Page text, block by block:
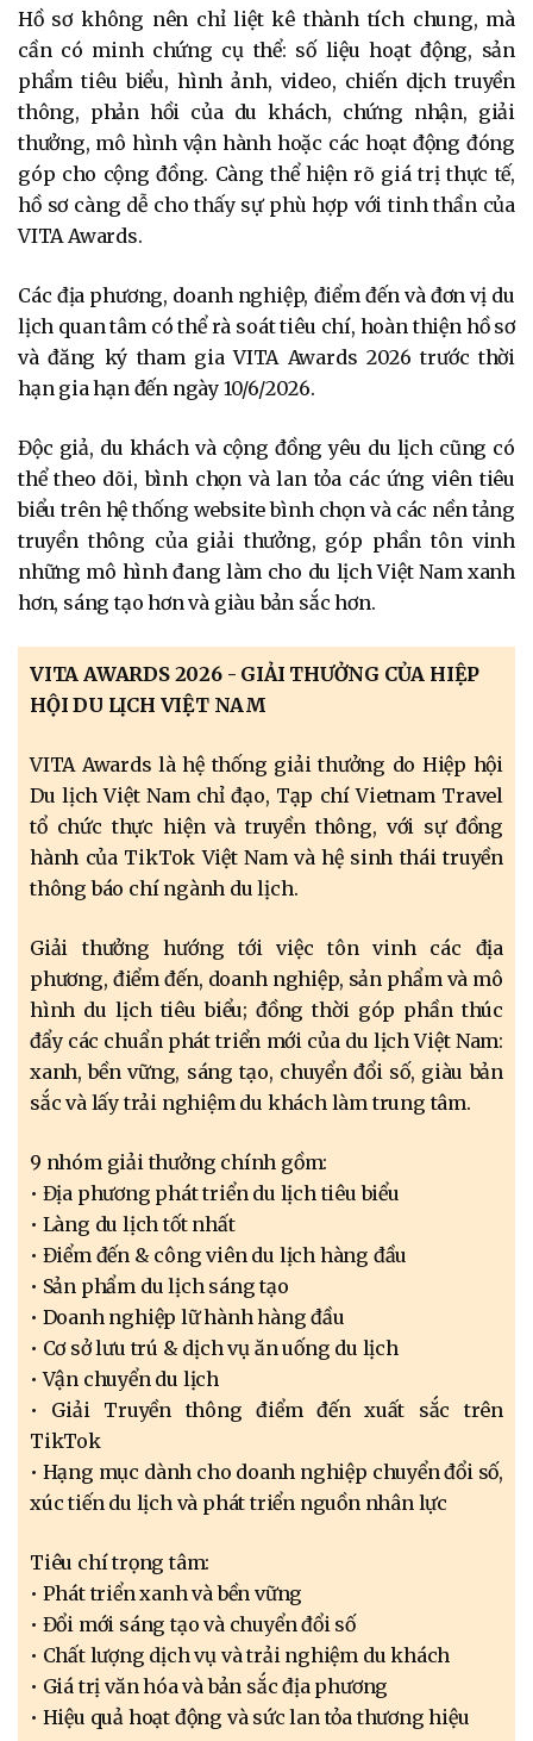
Hồ sơ không nên chỉ liệt kê thành tích chung, mà
cần có minh chứng cụ thể: số liệu hoạt động, sản
phẩm tiêu biểu, hình ảnh, video, chiến dịch truyền
thông, phản hồi của du khách, chứng nhận, giải
thưởng, mô hình vận hành hoặc các hoạt động đóng
góp cho cộng đồng. Càng thể hiện rõ giá trị thực tế,
hồ sơ càng dễ cho thấy sự phù hợp với tinh thần của
VITA Awards.
Các địa phương, doanh nghiệp, điểm đến và đơn vị du
lịch quan tâm có thể rà soát tiêu chí, hoàn thiện hồ sơ
và đăng ký tham gia VITA Awards 2026 trước thời
hạn gia hạn đến ngày 10/6/2026.
Độc giả, du khách và cộng đồng yêu du lịch cũng có
thể theo dõi, bình chọn và lan tỏa các ứng viên tiêu
biểu trên hệ thống website bình chọn và các nền tảng
truyền thông của giải thưởng, góp phần tôn vinh
những mô hình đang làm cho du lịch Việt Nam xanh
hơn, sáng tạo hơn và giàu bản sắc hơn.
VITA AWARDS 2026 - GIẢI THƯỞNG CỦA HIỆP
HỘI DU LỊCH VIỆT NAM
VITA Awards là hệ thống giải thưởng do Hiệp hội
Du lịch Việt Nam chỉ đạo, Tạp chí Vietnam Travel
tổ chức thực hiện và truyền thông, với sự đồng
hành của TikTok Việt Nam và hệ sinh thái truyền
thông báo chí ngành du lịch.
Giải thưởng hướng tới việc tôn vinh các địa
phương, điểm đến, doanh nghiệp, sản phẩm và mô
hình du lịch tiêu biểu; đồng thời góp phần thúc
đẩy các chuẩn phát triển mới của du lịch Việt Nam:
xanh, bền vững, sáng tạo, chuyển đổi số, giàu bản
sắc và lấy trải nghiệm du khách làm trung tâm.
9 nhóm giải thưởng chính gồm:
• Địa phương phát triển du lịch tiêu biểu
• Làng du lịch tốt nhất
• Điểm đến & công viên du lịch hàng đầu
• Sản phẩm du lịch sáng tạo
• Doanh nghiệp lữ hành hàng đầu
• Cơ sở lưu trú & dịch vụ ăn uống du lịch
• Vận chuyển du lịch
• Giải Truyền thông điểm đến xuất sắc trên
TikTok
• Hạng mục dành cho doanh nghiệp chuyển đổi số,
xúc tiến du lịch và phát triển nguồn nhân lực
Tiêu chí trọng tâm:
• Phát triển xanh và bền vững
• Đổi mới sáng tạo và chuyển đổi số
• Chất lượng dịch vụ và trải nghiệm du khách
• Giá trị văn hóa và bản sắc địa phương
• Hiệu quả hoạt động và sức lan tỏa thương hiệu